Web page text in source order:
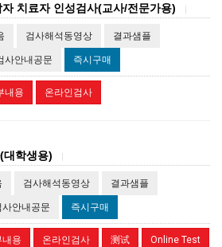
치료자 인성검사(교사/전문가용)
검사해석동영상 결과샘플
사안내공문 즉시구매
내용 온라인검사
대학생용)
검사해석동영상 결과샘플
사안내공문 즉시구매
내용 온라인검사 测试 Online Test